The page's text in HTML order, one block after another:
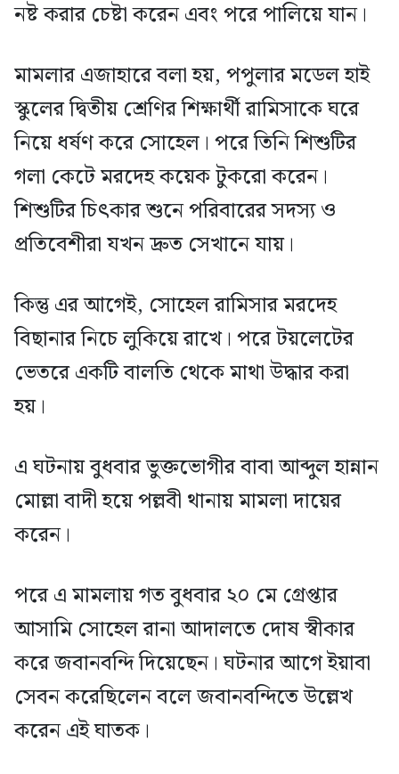
নষ্ট করার চেষ্টা করেন এবং পরে পালিয়ে যান।
মামলার এজাহারে বলা হয়, পপুলার মডেল হাই
স্কুলের দ্বিতীয় শ্রেণির শিক্ষার্থী রামিসাকে ঘরে
নিয়ে ধর্ষণ করে সোহেল। পরে তিনি শিশুটির
গলা কেটে মরদেহ কয়েক টুকরো করেন।
শিশুটির চিৎকার শুনে পরিবারের সদস্য ও
প্রতিবেশীরা যখন দ্রুত সেখানে যায়।
কিন্তু এর আগেই, সোহেল রামিসার মরদেহ
বিছানার নিচে লুকিয়ে রাখে। পরে টয়লেটের
ভেতরে একটি বালতি থেকে মাথা উদ্ধার করা
হয়।
এ ঘটনায় বুধবার ভুক্তভোগীর বাবা আব্দুল হান্নান
মোল্লা বাদী হয়ে পল্লবী থানায় মামলা দায়ের
করেন।
পরে এ মামলায় গত বুধবার ২০ মে গ্রেপ্তার
আসামি সোহেল রানা আদালতে দোষ স্বীকার
করে জবানবন্দি দিয়েছেন। ঘটনার আগে ইয়াবা
সেবন করেছিলেন বলে জবানবন্দিতে উল্লেখ
করেন এই ঘাতক।